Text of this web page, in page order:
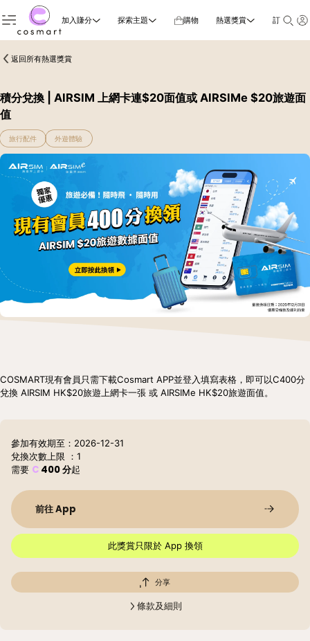
加入賺分 探索主題 購物 熱選獎賞 訂閱雜誌
返回所有熱選獎賞
積分兌換 | AIRSIM 上網卡連$20面值或 AIRSIMe $20旅遊面
值
旅行配件 外遊體驗
參加有效期至：2026-12-31
兌換次數上限
：1
需要 C 400分起
前往 App
此獎賞只限於 App 換領
分享
條款及細則
COSMART現有會員只需下載Cosmart APP並登入填寫表格，即可以C400分
兌換 AIRSIM HK$20旅遊上網卡一張 或 AIRSIMe HK$20旅遊面值。